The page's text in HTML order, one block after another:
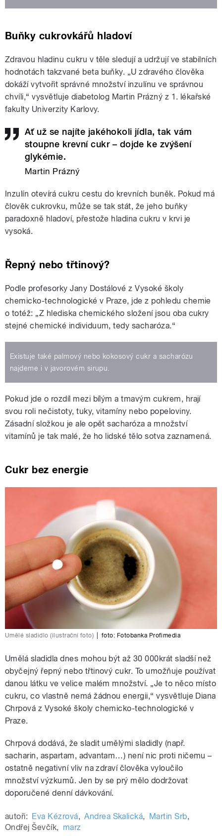
Buňky cukrovkářů hladoví
Zdravou hladinu cukru v těle sledují a udržují ve stabilních
hodnotách takzvané beta buňky. „U zdravého člověka
dokáží vytvořit správné množství inzulínu ve správnou
chvíli,“ vysvětluje diabetolog Martin Prázný z 1. lékařské
fakulty Univerzity Karlovy.
Ať už se najíte jakéhokoli jídla, tak vám
stoupne krevní cukr – dojde ke zvýšení
glykémie.
Martin Prázný
Inzulín otevírá cukru cestu do krevních buněk. Pokud má
člověk cukrovku, může se tak stát, že jeho buňky
paradoxně hladoví, přestože hladina cukru v krvi je
vysoká.
Řepný nebo třtinový?
Podle profesorky Jany Dostálové z Vysoké školy
chemicko-technologické v Praze, jde z pohledu chemie
o totéž: „Z hlediska chemického složení jsou oba cukry
stejné chemické individuum, tedy sacharóza.“
Existuje také palmový nebo kokosový cukr a sacharózu
najdeme i v javorovém sirupu.
Pokud jde o rozdíl mezi bílým a tmavým cukrem, hrají
svou roli nečistoty, tuky, vitamíny nebo popeloviny.
Zásadní složkou je ale opět sacharóza a množství
vitamínů je tak malé, že ho lidské tělo sotva zaznamená.
Cukr bez energie
Umělé sladidlo (ilustrační foto) foto: Fotobanka Profimedia
Umělá sladidla dnes mohou být až 30 000krát sladší než
obyčejný řepný nebo třtinový cukr. To umožňuje používat
danou látku ve velice malém množství. „Je to něco místo
cukru, co vlastně nemá žádnou energii,“ vysvětluje Diana
Chrpová z Vysoké školy chemicko-technologické v
Praze.
Chrpová dodává, že sladit umělými sladidly (např.
sacharin, aspartam, advantam…) není nic proti ničemu –
ostatně negativní vliv na zdraví člověka vyloučilo
množství výzkumů. Jen by se prý mělo dodržovat
doporučené denní dávkování.
autoři: Eva Kézrová, Andrea Skalická, Martin Srb,
Ondřej Ševčík, marz